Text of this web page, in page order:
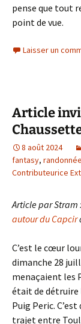
pense que tout
point de vue.
Laisser un
Article
8 août 2024
fantasy,
Contributeurice
Article par Stram
autour du Capcir
C’est le cœur
dimanche 28
menaçaient les
était de détruire
Puig Peric.
trajet entre